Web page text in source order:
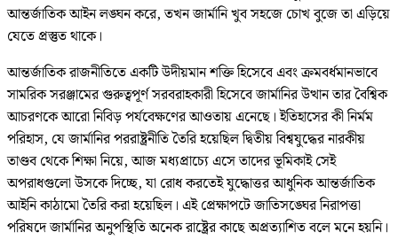
আন্তর্জাতিক আইন লঙ্ঘন করে, তখন জার্মানি খুব সহজে চোখ বুজে তা এড়িয়ে
যেতে প্রস্তুত থাকে।
আন্তর্জাতিক রাজনীতিতে একটি উদীয়মান শক্তি হিসেবে এবং ক্রমবর্ধমানভাবে
সামরিক সরঞ্জামের গুরুত্বপূর্ণ সরবরাহকারী হিসেবে জার্মানির উত্থান তার বৈশ্বিক
আচরণকে আরো নিবিড় পর্যবেক্ষণের আওতায় এনেছে। ইতিহাসের কী নির্মম
পরিহাস, যে জার্মানির পররাষ্ট্রনীতি তৈরি হয়েছিল দ্বিতীয় বিশ্বযুদ্ধের নারকীয়
তাণ্ডব থেকে শিক্ষা নিয়ে, আজ মধ্যপ্রাচ্যে এসে তাদের ভূমিকাই সেই
অপরাধগুলো উসকে দিচ্ছে, যা রোধ করতেই যুদ্ধোত্তর আধুনিক আন্তর্জাতিক
আইনি কাঠামো তৈরি করা হয়েছিল। এই প্রেক্ষাপটে জাতিসঙ্ঘের নিরাপত্তা
পরিষদে জার্মানির অনুপস্থিতি অনেক রাষ্ট্রের কাছে অপ্রত্যাশিত বলে মনে হয়নি।